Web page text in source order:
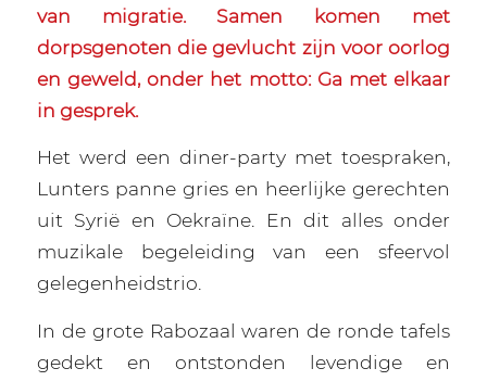
van migratie. Samen komen met
dorpsgenoten die gevlucht zijn voor oorlog
en geweld, onder het motto: Ga met elkaar
in gesprek.
Het werd een diner-party met toespraken,
Lunters panne gries en heerlijke gerechten
uit Syrië en Oekraïne. En dit alles onder
muzikale begeleiding van een sfeervol
gelegenheidstrio.
In de grote Rabozaal waren de ronde tafels
gedekt en ontstonden levendige en